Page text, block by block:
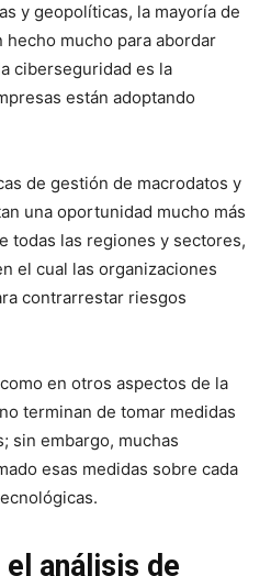
y geopolíticas, la mayoría de
hecho mucho para abordar
ciberseguridad es la
están adoptando
de gestión de macrodatos y
una oportunidad mucho más
todas las regiones y sectores,
el cual las organizaciones
contrarrestar riesgos
en otros aspectos de la
terminan de tomar medidas
sin embargo, muchas
esas medidas sobre cada
análisis de